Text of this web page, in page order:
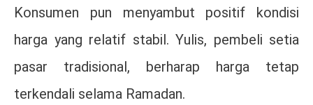
Konsumen pun menyambut positif kondisi
harga yang relatif stabil. Yulis, pembeli setia
pasar tradisional, berharap harga tetap
terkendali selama Ramadan.